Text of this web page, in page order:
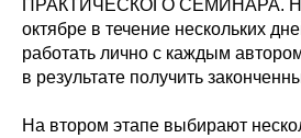
ПРАКТИЧЕСКОГО СЕМИНАРА. На
октябре в течение нескольких
работать лично с каждым
в результате получить
На втором этапе выбирают